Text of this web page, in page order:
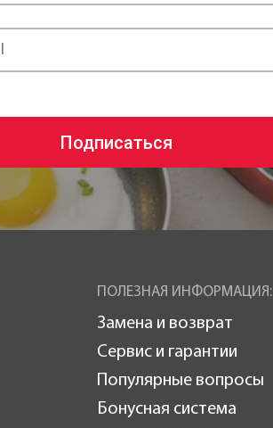
Подписаться
ПОЛЕЗНАЯ ИНФОРМАЦИЯ:
Замена и возврат
Сервис и гарантии
Популярные вопросы
Бонусная система